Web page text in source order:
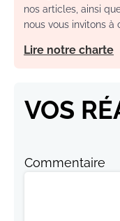
nos articles, ainsi
nous vous invitons à
Lire notre charte
VOS
Commentaire